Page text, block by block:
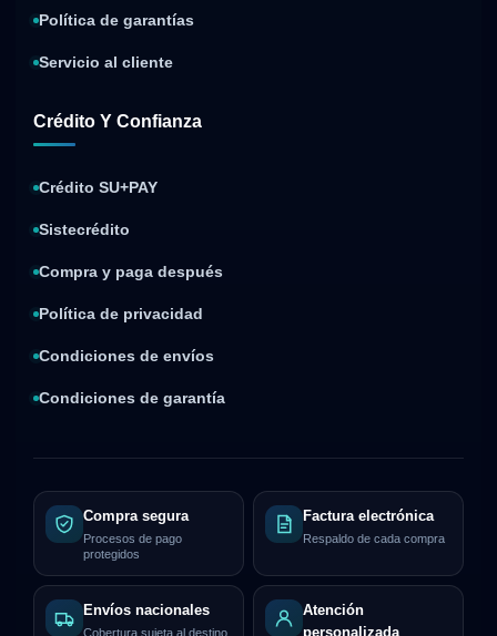
Política de garantías
Servicio al cliente
Crédito Y Confianza
Crédito SU+PAY
Sistecrédito
Compra y paga después
Política de privacidad
Condiciones de envíos
Condiciones de garantía
Compra segura
Procesos de pago
protegidos
Factura electrónica
Respaldo de cada compra
Envíos nacionales
Cobertura sujeta al destino
Atención